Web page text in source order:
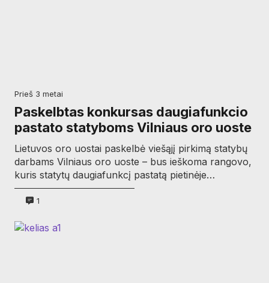
prieš 3 metai
Paskelbtas konkursas daugiafunkcio
pastato statyboms Vilniaus oro uoste
Lietuvos oro uostai paskelbė viešąjį pirkimą statybų
darbams Vilniaus oro uoste – bus ieškoma rangovo,
kuris statytų daugiafunkcį pastatą pietinėje…
1